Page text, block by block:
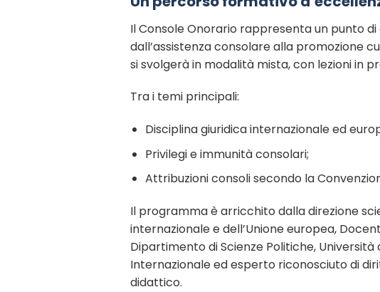
Il Console Onorario rappresenta un punto
dall’assistenza consolare alla promozione
si svolgerà in modalità mista, con lezioni in
Tra i temi principali:
Disciplina giuridica internazionale ed
Privilegi e immunità consolari;
Attribuzioni consoli secondo la
Il programma è arricchito dalla direzione
internazionale e dell’Unione europea,
Dipartimento di Scienze Politiche, Università
Internazionale ed esperto riconosciuto di
didattico.